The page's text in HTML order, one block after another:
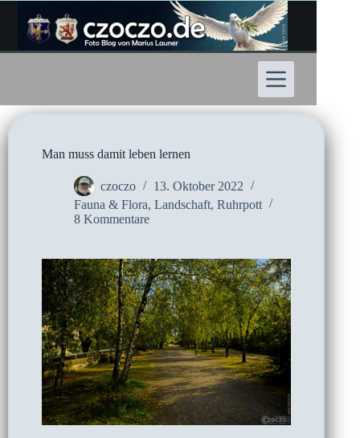
Inhalt
springen
Man muss damit leben lernen
czoczo
13. Oktober 2022
Fauna & Flora, Landschaft, Ruhrpott
8 Kommentare